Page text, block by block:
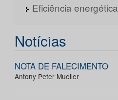
Eficiência energética
Notícias
NOTA DE FALECIMENTO
Antony Peter Mueller